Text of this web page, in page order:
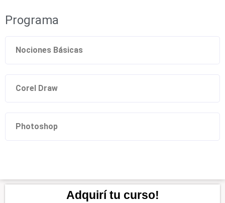
Programa
Nociones Básicas
Corel Draw
Photoshop
Adquirí tu curso!